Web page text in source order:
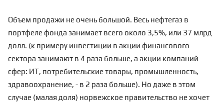
Объем продажи не очень большой. Весь нефтегаз в
портфеле фонда занимает всего около 3,5%, или 37 млрд
долл. (к примеру инвестиции в акции финансового
сектора занимают в 4 раза больше, а акции компаний
сфер: ИТ, потребительские товары, промышленность,
здравоохранение, - в 2 раза больше). Но даже в этом
случае (малая доля) норвежское правительство не хочет